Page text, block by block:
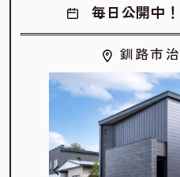
毎日公開中
釧路市